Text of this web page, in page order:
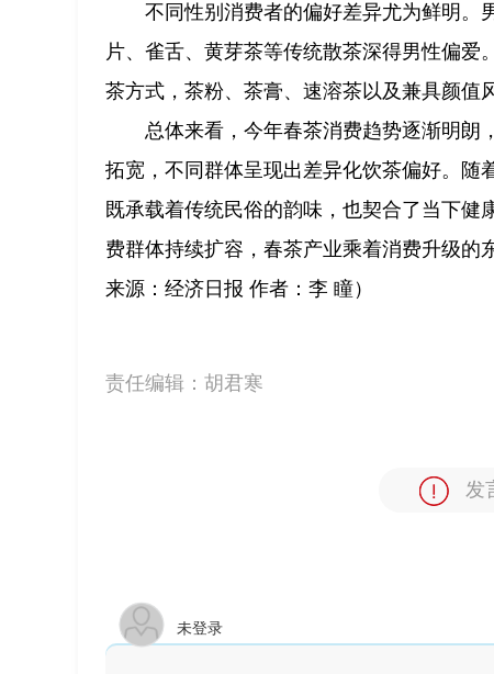
不同性别消费者的偏好差异尤为鲜明。
片、雀舌、黄芽茶等传统散茶深得男性偏
茶方式，茶粉、茶膏、速溶茶以及兼具颜值
总体来看，今年春茶消费趋势逐渐明朗
拓宽，不同群体呈现出差异化饮茶偏好。随
既承载着传统民俗的韵味，也契合了当下
费群体持续扩容，春茶产业乘着消费升级的
来源：经济日报 作者：李 瞳）
责任编辑： 胡君寒
发
未登录